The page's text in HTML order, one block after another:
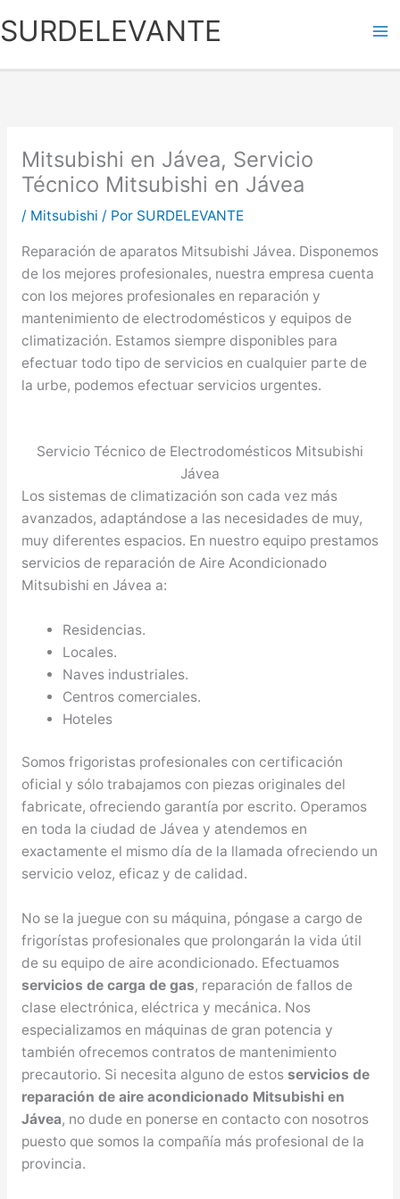
al
SURDELEVANTE
Mitsubishi en Jávea, Servicio
Técnico Mitsubishi en Jávea
/ Mitsubishi / Por SURDELEVANTE
Reparación de aparatos Mitsubishi Jávea. Disponemos
de los mejores profesionales, nuestra empresa cuenta
con los mejores profesionales en reparación y
mantenimiento de electrodomésticos y equipos de
climatización. Estamos siempre disponibles para
efectuar todo tipo de servicios en cualquier parte de
la urbe, podemos efectuar servicios urgentes.
Servicio Técnico de Electrodomésticos Mitsubishi
Jávea
Los sistemas de climatización son cada vez más
avanzados, adaptándose a las necesidades de muy,
muy diferentes espacios. En nuestro equipo prestamos
servicios de reparación de Aire Acondicionado
Mitsubishi en Jávea a:
Residencias.
Locales.
Naves industriales.
Centros comerciales.
Hoteles
Somos frigoristas profesionales con certificación
oficial y sólo trabajamos con piezas originales del
fabricate, ofreciendo garantía por escrito. Operamos
en toda la ciudad de Jávea y atendemos en
exactamente el mismo día de la llamada ofreciendo un
servicio veloz, eficaz y de calidad.
No se la juegue con su máquina, póngase a cargo de
frigorístas profesionales que prolongarán la vida útil
de su equipo de aire acondicionado. Efectuamos
servicios de carga de gas, reparación de fallos de
clase electrónica, eléctrica y mecánica. Nos
especializamos en máquinas de gran potencia y
también ofrecemos contratos de mantenimiento
precautorio. Si necesita alguno de estos servicios de
reparación de aire acondicionado Mitsubishi en
Jávea, no dude en ponerse en contacto con nosotros
puesto que somos la compañía más profesional de la
provincia.